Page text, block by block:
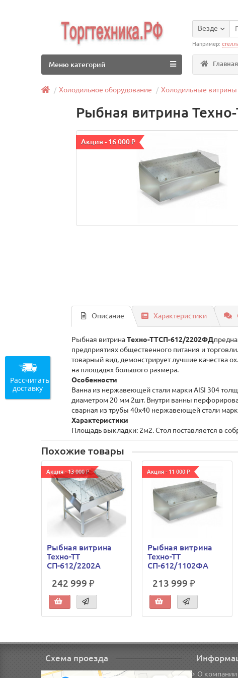
Везде
Например:
Главная
Меню категорий
Холодильное оборудование Холодильные витрины
Рыбная витрина
Акция - 16 000 ₽
Описание Характеристики
Рыбная витринаТехно-ТТСП-612/2202ФД
предприятиях общественного питания и
товарный вид, демонстрирует лучшие качества
на площадях большого размера.
Особенности
Ванна из нержавеющей стали марки AISI 304
диаметром 20 мм 2шт. Внутри ванны
сварная из трубы 40х40 нержавеющей стали
Характеристики
Площадь выкладки: 2м2. Стол поставляется в
Похожие товары
Акция - 13 000 ₽
Рыбная витрина
Техно-ТТ
СП-612/2202А
242 999 ₽
Акция - 11 000 ₽
Рыбная витрина
Техно-ТТ
СП-612/1102ФА
213 999 ₽
Схема проезда
О компании
Рассчитать
доставку